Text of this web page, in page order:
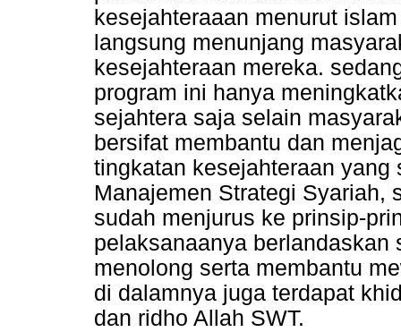
kesejahteraaan menurut
langsung menunjang
kesejahteraan mereka.
program ini hanya
sejahtera saja selain
bersifat membantu dan
tingkatan kesejahteraan
Manajemen Strategi Syariah,
sudah menjurus ke prinsip-
pelaksanaanya
menolong serta membantu
di dalamnya juga terdapat
dan ridho Allah SWT.